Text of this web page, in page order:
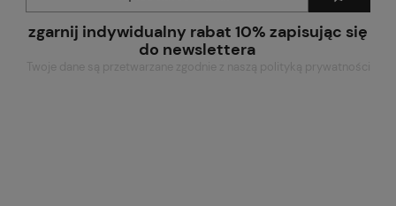
zgarnij indywidualny rabat 10% zapisując się
do newslettera